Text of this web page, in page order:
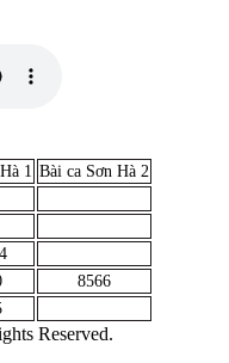
1 Bài ca Sơn Hà 2
8566
Reserved.